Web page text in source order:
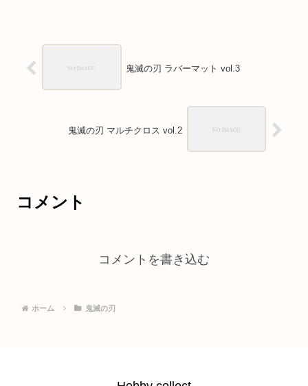
鬼滅の刃 ラバーマット vol.3
鬼滅の刃 マルチクロス vol.2
コメント
コメントを書き込む
ホーム 鬼滅の刃